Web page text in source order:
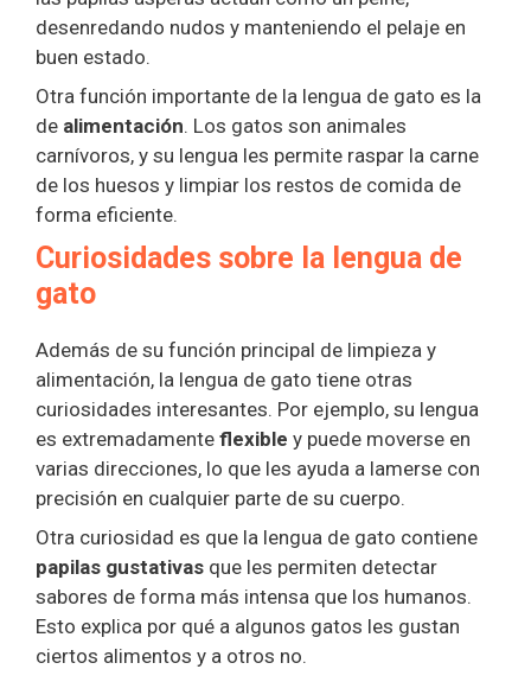
desenredando nudos y manteniendo el pelaje en
buen estado.
Otra función importante de la lengua de gato es la
de alimentación. Los gatos son animales
carnívoros, y su lengua les permite raspar la carne
de los huesos y limpiar los restos de comida de
forma eficiente.
Curiosidades sobre la lengua de
gato
Además de su función principal de limpieza y
alimentación, la lengua de gato tiene otras
curiosidades interesantes. Por ejemplo, su lengua
es extremadamente flexible y puede moverse en
varias direcciones, lo que les ayuda a lamerse con
precisión en cualquier parte de su cuerpo.
Otra curiosidad es que la lengua de gato contiene
papilas gustativas que les permiten detectar
sabores de forma más intensa que los humanos.
Esto explica por qué a algunos gatos les gustan
ciertos alimentos y a otros no.